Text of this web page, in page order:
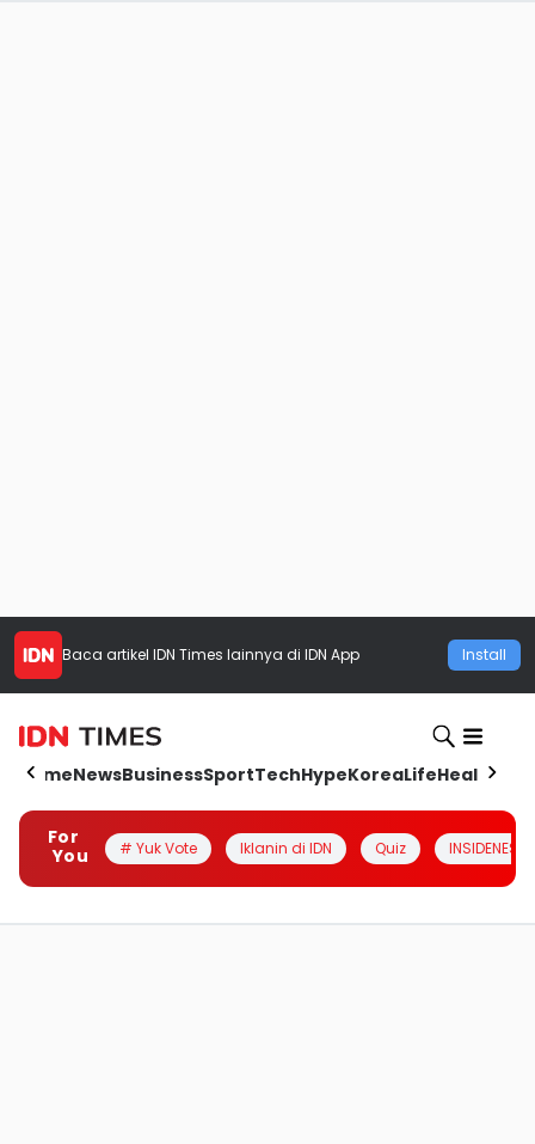
Baca artikel IDN Times lainnya di IDN App Install
HomeNewsBusinessSportTechHypeKoreaLifeHealth
For
You
# Yuk Vote Iklanin di IDN Quiz INSIDENESIA